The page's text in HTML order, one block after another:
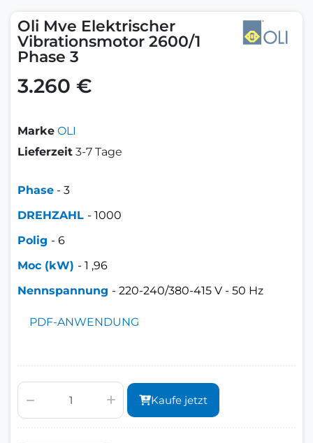
Oli Mve Elektrischer
Vibrationsmotor 2600/1
Phase 3
3.260 €
Marke OLI
Lieferzeit 3-7 Tage
Phase - 3
DREHZAHL - 1000
Polig - 6
Moc (kW) - 1 ,96
Nennspannung - 220-240/380-415 V - 50 Hz
PDF-ANWENDUNG
Kaufe jetzt